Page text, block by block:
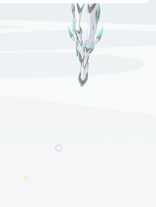
您当前未登录！建议登录后购买，可保存购买订
本站资源均为作者特供和网友推荐收集整理而
来，仅供学习和研究使用，请在下载后24小
08月03日，星期一, 每天60秒读懂全世界！